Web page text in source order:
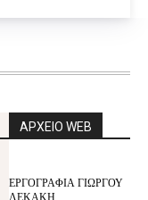
ΑΡΧΕΙΟ WEB
ΕΡΓΟΓΡΑΦΙΑ ΓΙΩΡΓΟΥ
ΛΕΚΑΚΗ